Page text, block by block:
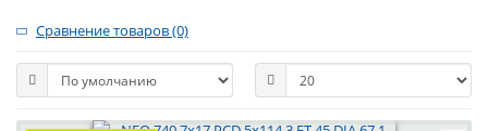
Сравнение товаров (0)